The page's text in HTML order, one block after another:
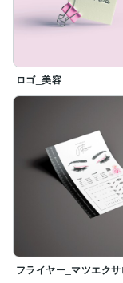
ロゴ_美容
フライヤー_マツエク